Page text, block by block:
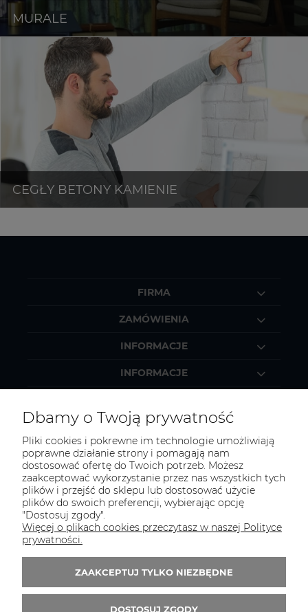
FIRMA
ZAMÓWIENIA
INFORMACJE
INFORMACJE
KONTAKT
Zapraszamy do kontaktu:
telefonicznie od 11:00 do 16:00
lub
Tel.:
52 344 48 53
E-mail:sklep@studiotapet.pl
Dbamy o Twoją prywatność
Pliki cookies i pokrewne im technologie umożliwiają
poprawne działanie strony i pomagają nam
dostosować ofertę do Twoich potrzeb. Możesz
zaakceptować wykorzystanie przez nas wszystkich tych
plików i przejść do sklepu lub dostosować użycie
plików do swoich preferencji, wybierając opcję
"Dostosuj zgody".
Więcej o plikach cookies przeczytasz w naszej Polityce
prywatności.
ZAAKCEPTUJ TYLKO NIEZBĘDNE
DOSTOSUJ ZGODY